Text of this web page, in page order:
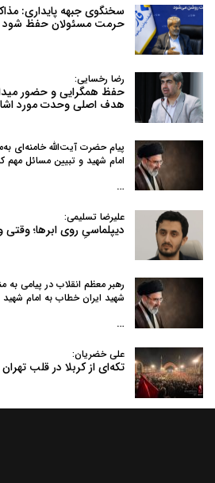
سخنگوی جبهه پایداری:
حرمت مسئولان حفظ شود
رضا رخسایی:
حفظ همگرایی و حضور
هدف اصلی وحدت مورد
پیام حضرت آیت‌الله خامنه‌ای
امام شهید و تبیین مسائل مهم
…
علیرضا تسلیمی:
دیپلماسیِ روی ابرها؛
رهبر معظم انقلاب در پیامی
شهید ایران خطاب به امام
…
علی خضریان:
تکه‌ای از کربلا در قلب تهران